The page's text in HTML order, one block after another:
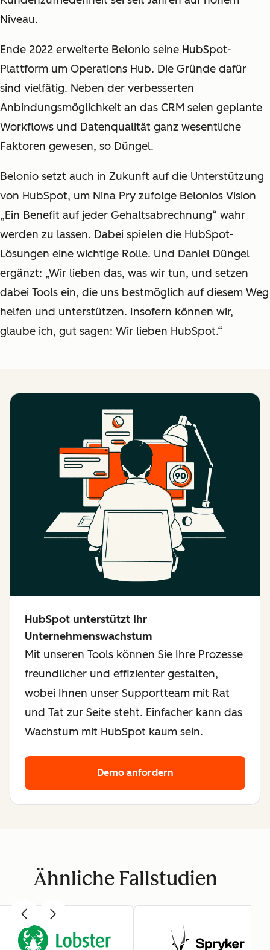
Niveau.
Ende 2022 erweiterte Belonio seine HubSpot-
Plattform um Operations Hub. Die Gründe dafür
sind vielfätig. Neben der verbesserten
Anbindungsmöglichkeit an das CRM seien geplante
Workflows und Datenqualität ganz wesentliche
Faktoren gewesen, so Düngel.
Belonio setzt auch in Zukunft auf die Unterstützung
von HubSpot, um Nina Pry zufolge Belonios Vision
„Ein Benefit auf jeder Gehaltsabrechnung“ wahr
werden zu lassen. Dabei spielen die HubSpot-
Lösungen eine wichtige Rolle. Und Daniel Düngel
ergänzt: „Wir lieben das, was wir tun, und setzen
dabei Tools ein, die uns bestmöglich auf diesem Weg
helfen und unterstützen. Insofern können wir,
glaube ich, gut sagen: Wir lieben HubSpot.“
HubSpot unterstützt Ihr
Unternehmenswachstum
Mit unseren Tools können Sie Ihre Prozesse
freundlicher und effizienter gestalten,
wobei Ihnen unser Supportteam mit Rat
und Tat zur Seite steht. Einfacher kann das
Wachstum mit HubSpot kaum sein.
Demo anfordern
Ähnliche Fallstudien